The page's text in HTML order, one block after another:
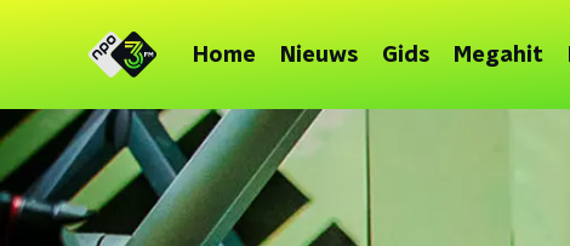
Home Nieuws Gids Megahit